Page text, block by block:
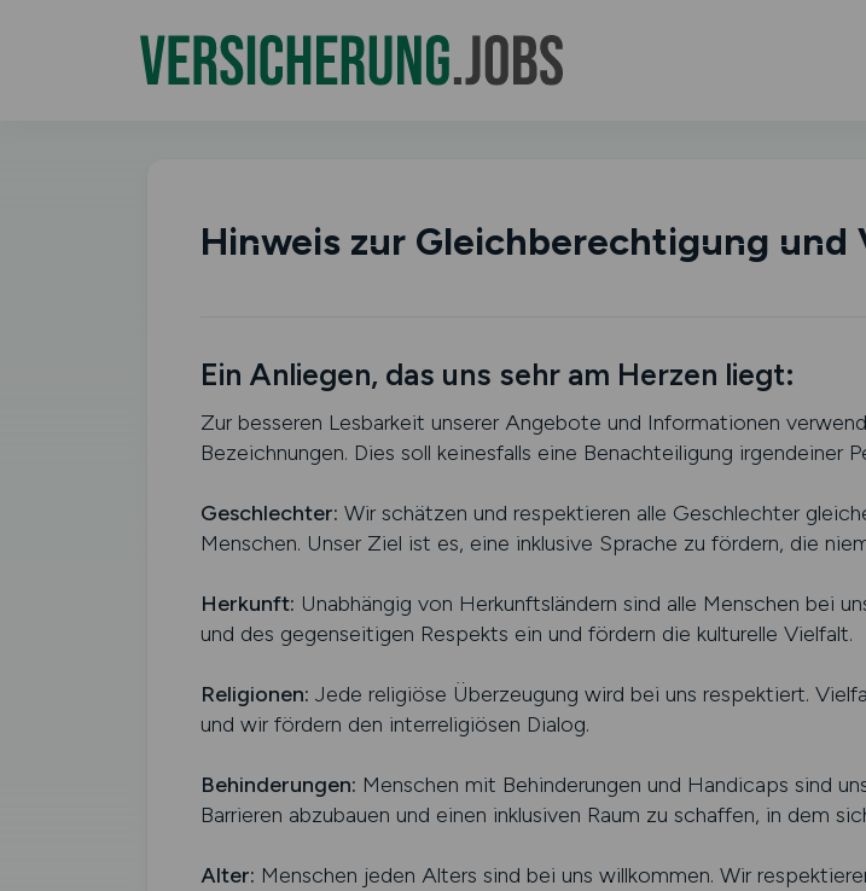
Hinweis zur Gleichberechtigung und
Ein Anliegen, das uns sehr am Herzen liegt:
Zur besseren Lesbarkeit unserer Angebote und Informationen
Bezeichnungen. Dies soll keinesfalls eine Benachteiligung irgendeiner
Geschlechter: Wir schätzen und respektieren alle Geschlechter
Menschen. Unser Ziel ist es, eine inklusive Sprache zu fördern, die
Herkunft: Unabhängig von Herkunftsländern sind alle Menschen bei
und des gegenseitigen Respekts ein und fördern die kulturelle Vielfalt.
Religionen: Jede religiöse Überzeugung wird bei uns respektiert.
und wir fördern den interreligiösen Dialog.
Behinderungen: Menschen mit Behinderungen und Handicaps sind
Barrieren abzubauen und einen inklusiven Raum zu schaffen, in dem
Alter: Menschen jeden Alters sind bei uns willkommen. Wir